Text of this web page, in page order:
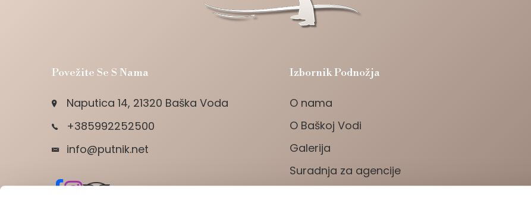
Povežite Se S Nama
Naputica 14, 21320 Baška Voda
+385992252500
info@putnik.net
Izbornik Podnožja
O nama
O Baškoj Vodi
Galerija
Suradnja za agencije